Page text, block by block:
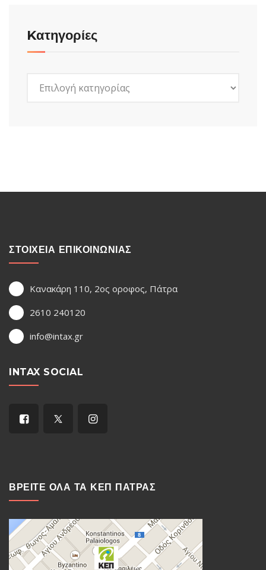
Kατηγορίες
ΣΤΟΙΧΕΙΑ ΕΠΙΚΟΙΝΩΝΙΑΣ
Κανακάρη 110, 2ος οροφος, Πάτρα
2610 240120
info@intax.gr
INTAX SOCIAL
ΒΡΕΙΤΕ ΟΛΑ ΤΑ ΚΕΠ ΠΑΤΡΑΣ